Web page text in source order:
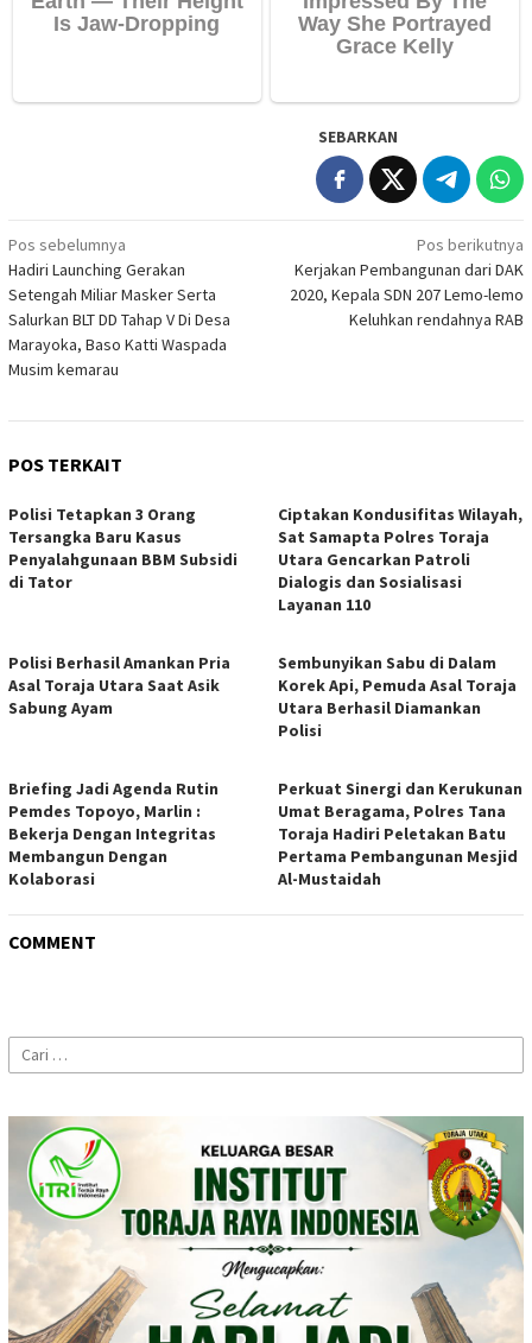
SEBARKAN
Navigasi
pos
Pos sebelumnya
Hadiri Launching Gerakan
Setengah Miliar Masker Serta
Salurkan BLT DD Tahap V Di Desa
Marayoka, Baso Katti Waspada
Musim kemarau
Pos berikutnya
Kerjakan Pembangunan dari DAK
2020, Kepala SDN 207 Lemo-lemo
Keluhkan rendahnya RAB
POS TERKAIT
Polisi Tetapkan 3 Orang
Tersangka Baru Kasus
Penyalahgunaan BBM Subsidi
di Tator
Ciptakan Kondusifitas Wilayah,
Sat Samapta Polres Toraja
Utara Gencarkan Patroli
Dialogis dan Sosialisasi
Layanan 110
Polisi Berhasil Amankan Pria
Asal Toraja Utara Saat Asik
Sabung Ayam
Sembunyikan Sabu di Dalam
Korek Api, Pemuda Asal Toraja
Utara Berhasil Diamankan
Polisi
Briefing Jadi Agenda Rutin
Pemdes Topoyo, Marlin :
Bekerja Dengan Integritas
Membangun Dengan
Kolaborasi
Perkuat Sinergi dan Kerukunan
Umat Beragama, Polres Tana
Toraja Hadiri Peletakan Batu
Pertama Pembangunan Mesjid
Al-Mustaidah
COMMENT
Cari
untuk: